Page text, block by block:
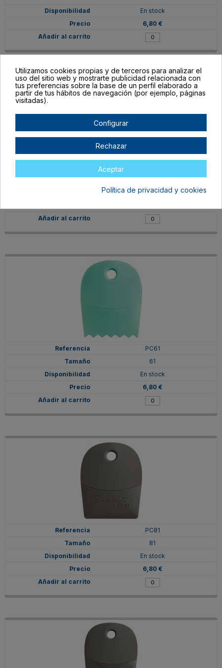
En stock
6,80 €
64
En stock
PC61
61
En stock
6,80 €
PC81
81
En stock
6,80 €
Utilizamos cookies propias y de terceros para analizar el
uso del sitio web y mostrarte publicidad relacionada con
tus preferencias sobre la base de un perfil elaborado a
partir de tus hábitos de navegación (por ejemplo, páginas
visitadas).
Configurar
Rechazar
Aceptar
Política de privacidad y cookies